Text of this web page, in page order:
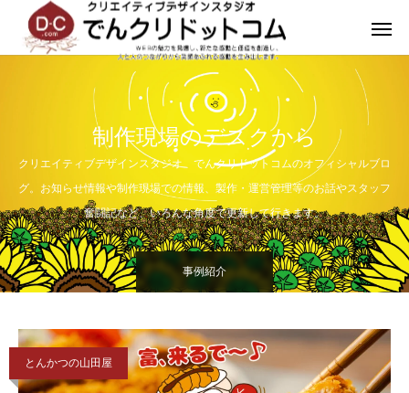
制作現場のデスクから
クリエイティブデザインスタジオ でんクリドットコムのオフィシャルブロ
グ。お知らせ情報や制作現場での情報、製作・運営管理等のお話やスタッフ
奮闘記など、いろんな角度で更新して行きます。
事例紹介
とんかつの山田屋